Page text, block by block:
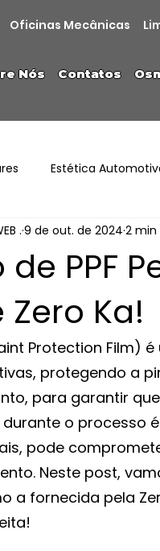
Oficinas Mecânicas
Nós Contatos
Estética
PPF
Ka!
. 9 de out. de 2024 2 min
Protection Film)
protegendo a
para garantir
o processo
pode
Neste post,
a fornecida pela